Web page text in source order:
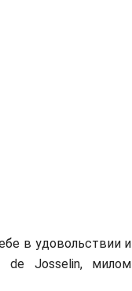
в удовольствии и
de Josselin, милом